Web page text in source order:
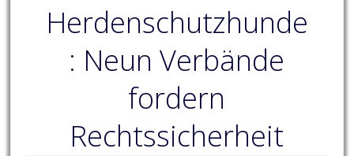
Herdenschutzhunde
: Neun Verbände
fordern
Rechtssicherheit